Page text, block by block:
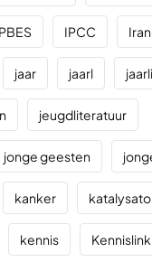
IPCC Iran
jaar jaarl
jeugdliteratuur
jonge geesten
kanker
kennis Kennislink